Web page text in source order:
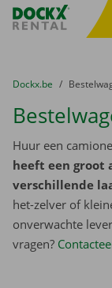
Fratello DEMO
U bevindt zich hier:
van
Dockx.be naar
Huur een
heeft een groot
verschillende
het-zelver of
onverwachte
vragen?